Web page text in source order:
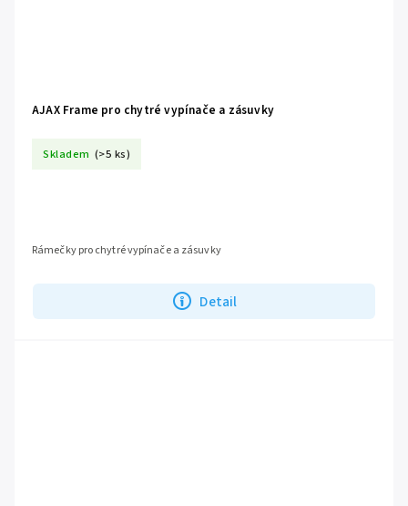
AJAX Frame pro chytré vypínače a zásuvky
Skladem (>5 ks)
Detail
Rámečky pro chytré vypínače a zásuvky